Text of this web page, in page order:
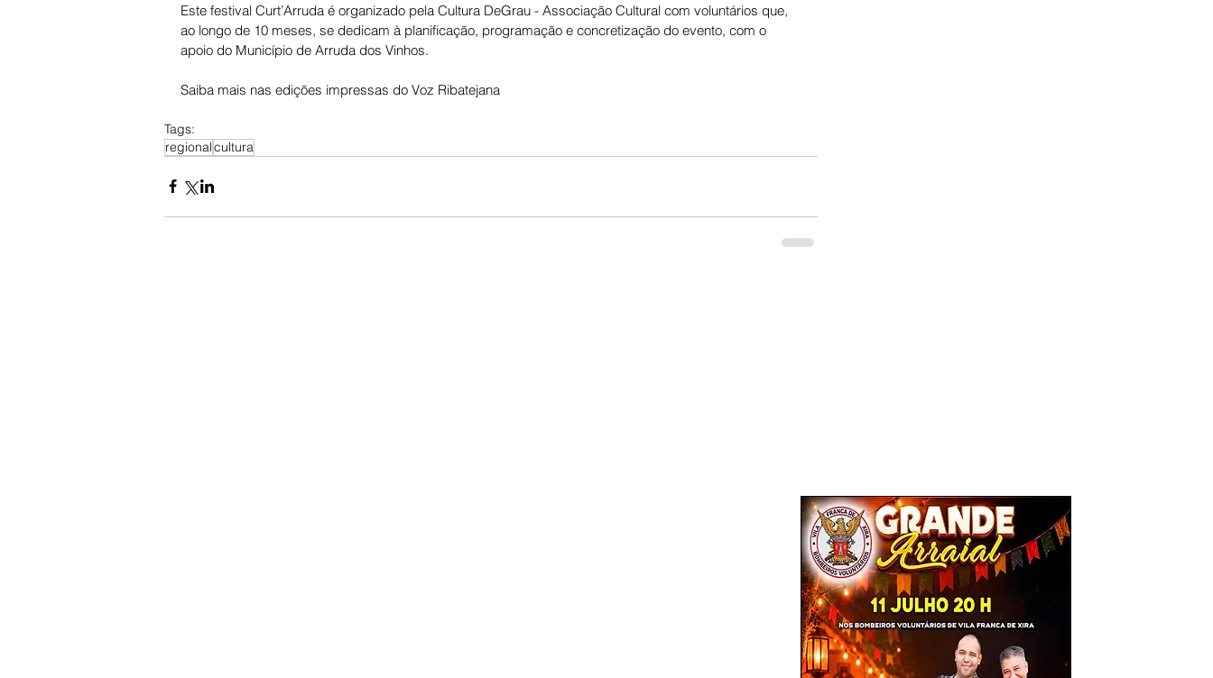
Este festival Curt’Arruda é organizado pela Cultura DeGrau - Associação Cultural com voluntários que,
ao longo de 10 meses, se dedicam à planificação, programação e concretização do evento, com o
apoio do Município de Arruda dos Vinhos.
Saiba mais nas edições impressas do Voz Ribatejana
Tags:
regionalcultura